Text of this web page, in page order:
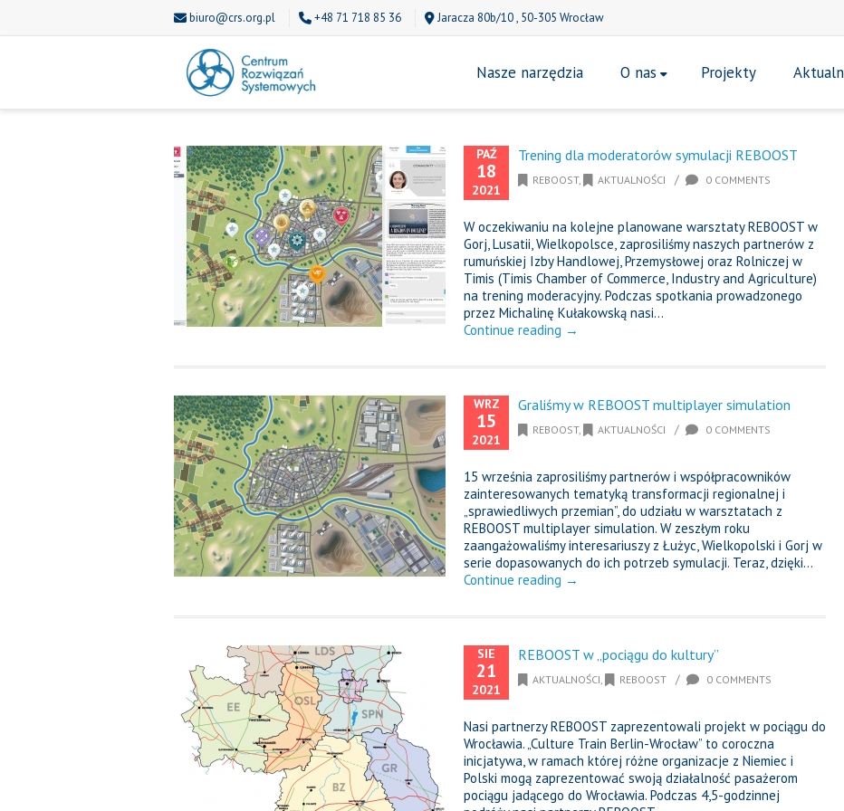
biuro@crs.org.pl +48 71 718 85 36 Jaracza 80b/10 , 50-305 Wrocław
Nasze narzędzia O nas Projekty
PAŹ
18
2021
Trening dla moderatorów symulacji REBOOST
REBOOST, AKTUALNOŚCI / 0 COMMENTS
W oczekiwaniu na kolejne planowane warsztaty REBOOST w
Gorj, Lusatii, Wielkopolsce, zaprosiliśmy naszych partnerów z
rumuńskiej Izby Handlowej, Przemysłowej oraz Rolniczej w
Timis (Timis Chamber of Commerce, Industry and Agriculture)
na trening moderacyjny. Podczas spotkania prowadzonego
przez Michalinę Kułakowską nasi...
Continue reading →
WRZ
15
2021
Graliśmy w REBOOST multiplayer simulation
REBOOST, AKTUALNOŚCI / 0 COMMENTS
15 września zaprosiliśmy partnerów i współpracowników
zainteresowanych tematyką transformacji regionalnej i
„sprawiedliwych przemian”, do udziału w warsztatach z
REBOOST multiplayer simulation. W zeszłym roku
zaangażowaliśmy interesariuszy z Łużyc, Wielkopolski i Gorj w
serie dopasowanych do ich potrzeb symulacji. Teraz, dzięki...
Continue reading →
SIE
21
2021
REBOOST w „pociągu do kultury”
AKTUALNOŚCI, REBOOST / 0 COMMENTS
Nasi partnerzy REBOOST zaprezentowali projekt w pociągu do
Wrocławia. „Culture Train Berlin-Wrocław” to coroczna
inicjatywa, w ramach której różne organizacje z Niemiec i
Polski mogą zaprezentować swoją działalność pasażerom
pociągu jadącego do Wrocławia. Podczas 4,5-godzinnej